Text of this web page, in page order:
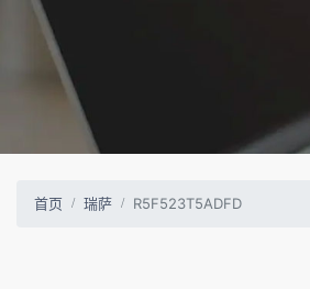
首页 瑞萨 R5F523T5ADFD